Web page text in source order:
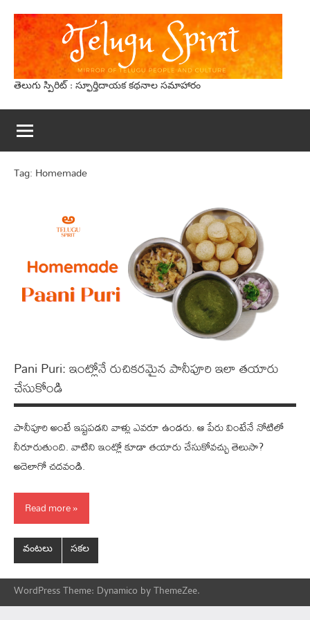
content
తెలుగు స్పిరిట్‌ : స్ఫూర్తిదాయక క‌థ‌నాల సమాహారం
Tag: Homemade
Pani Puri: ఇంట్లోనే రుచిక‌ర‌మైన పానీపూరి ఇలా త‌యారు
చేసుకోండి
పానీపూరి అంటే ఇష్ట‌ప‌డ‌ని వాళ్లు ఎవ‌రూ ఉండ‌రు. ఆ పేరు వింటేనే నోటిలో
నీరూరుతుంది. వాటిని ఇంట్లో కూడా త‌యారు చేసుకోవ‌చ్చు తెలుసా?
అదెలాగో చ‌ద‌వండి.
Read more
వంటలు సకల
WordPress Theme: Dynamico by ThemeZee.